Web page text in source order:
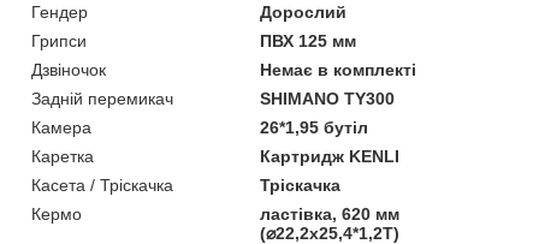
Гендер
Дорослий
Грипси
ПВХ 125 мм
Дзвіночок
Немає в комплекті
Задній перемикач
SHIMANO TY300
Камера
26*1,95 бутіл
Каретка
Картридж KENLI
Касета / Тріскачка
Тріскачка
Кермо
ластівка, 620 мм
(⌀22,2х25,4*1,2Т)